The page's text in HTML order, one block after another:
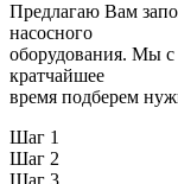
Предлагаю Вам
насосного
оборудования. Мы
кратчайшее
время подберем
Шаг 1
Шаг 2